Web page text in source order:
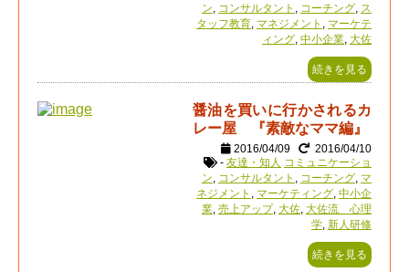
ン
コンサルタント コーチング ス
タッフ教育 マネジメント
マーケテ
ィング 中小企業 大佐
続きを見る
醤油を買いに行かされるカ
レー屋 『素敵なママ編』
2016/04/09
2016/04/10
- 友達・知人 コミュニケーショ
ン
コンサルタント コーチング マ
ネジメント
マーケティング 中小企
業 売上アップ, 大佐 大佐流 心理
学 新人研修
続きを見る